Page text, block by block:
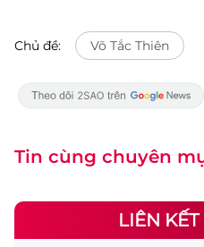
Chủ đề: Võ Tắc Thiên
Tin cùng chuyên
LIÊN